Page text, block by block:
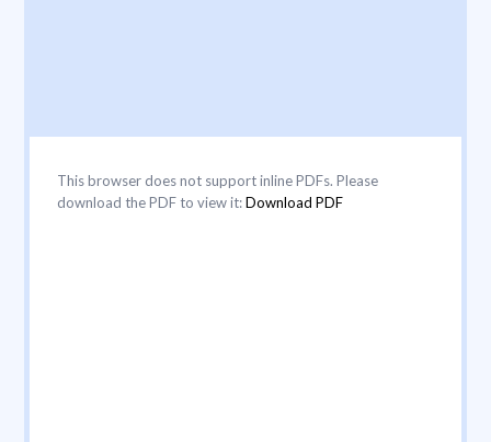
This browser does not support inline PDFs. Please
download the PDF to view it:Download PDF